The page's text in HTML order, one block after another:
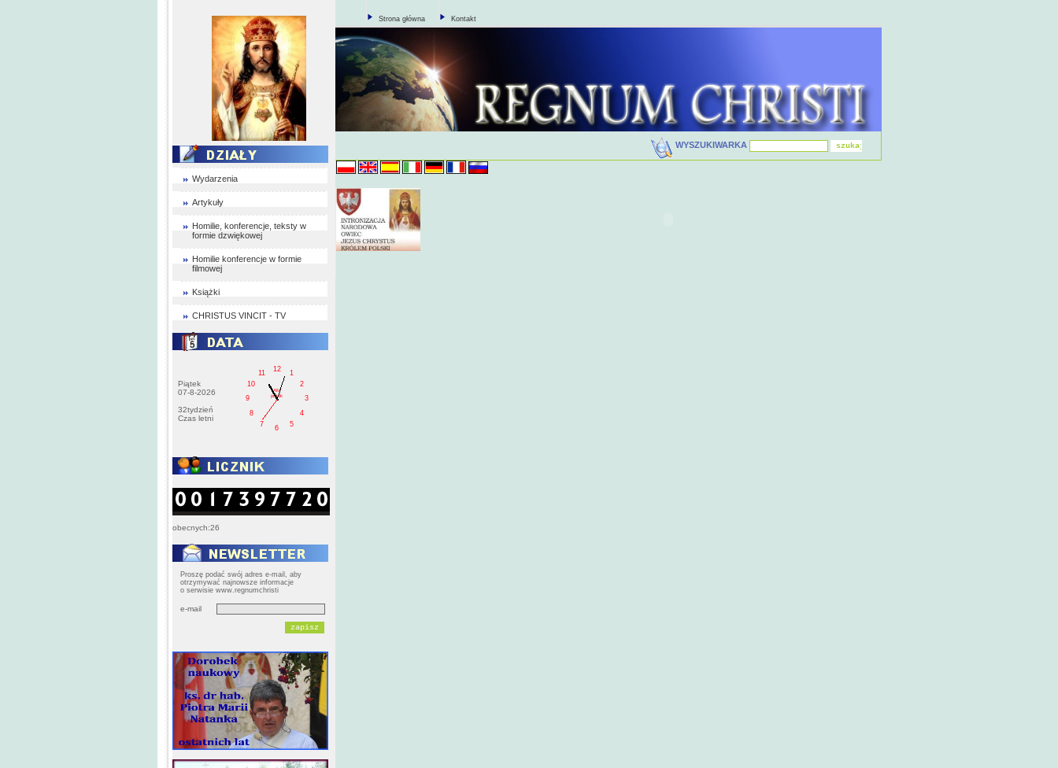
Wydarzenia
Artykuły
Homilie, konferencje, teksty w
formie dzwiękowej
Homilie konferencje w formie
filmowej
Książki
CHRISTUS VINCIT - TV
Piątek
07-8-2026
32tydzień
Czas letni
1
2
3
4
5
6
7
8
9
10
11
12
AM
pištek
obecnych:26
Proszę podać swój adres e-mail, aby
otrzymywać najnowsze informacje
o serwisie www.regnumchristi
e-mail
Strona główna Kontakt
WYSZUKIWARKA